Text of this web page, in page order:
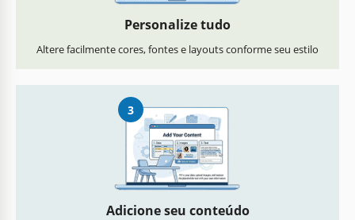
Personalize tudo
Altere facilmente cores, fontes e layouts conforme seu estilo
3
Adicione seu conteúdo